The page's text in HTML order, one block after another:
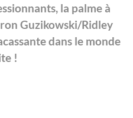
la palme à
Guzikowski/Ridley
dans le monde
!